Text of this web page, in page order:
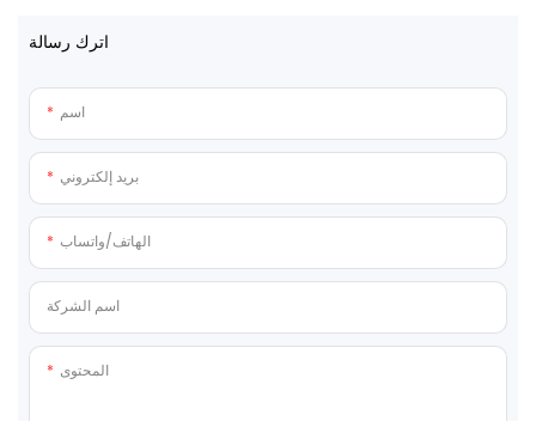
اترك رسالة
اسم
بريد إلكتروني
الهاتف/واتساب
اسم الشركة
المحتوى